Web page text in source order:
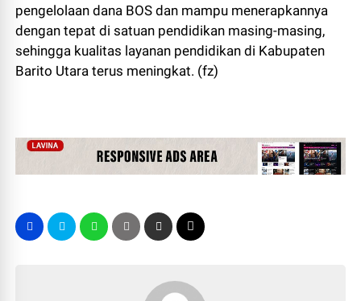
pengelolaan dana BOS dan mampu menerapkannya
dengan tepat di satuan pendidikan masing-masing,
sehingga kualitas layanan pendidikan di Kabupaten
Barito Utara terus meningkat. (fz)